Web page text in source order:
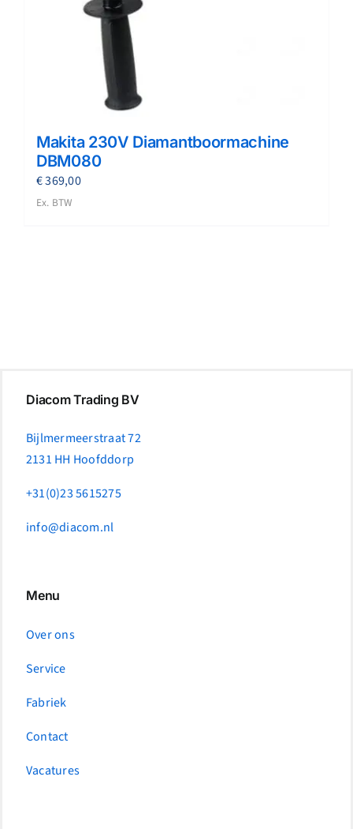
Makita 230V Diamantboormachine
DBM080
€369,00
Ex. BTW
Diacom Trading BV
Bijlmermeerstraat 72
2131 HH Hoofddorp
+31(0)23 5615275
info@diacom.nl
Menu
Over ons
Service
Fabriek
Contact
Vacatures